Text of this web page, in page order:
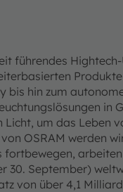
führendes
bis hin zum
in
um das Leben
OSRAM werden
fortbewegen,
30. September)
von über 4,1